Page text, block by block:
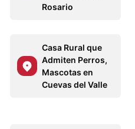
Rosario
Casa Rural que
Admiten Perros,
Mascotas en
Cuevas del Valle